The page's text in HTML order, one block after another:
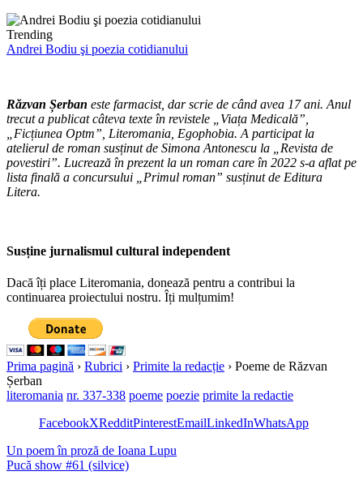
Trending
Andrei Bodiu şi poezia cotidianului
Răzvan Șerban este farmacist, dar scrie de când avea 17 ani. Anul
trecut a publicat câteva texte în revistele „Viața Medicală”,
„Ficțiunea Optm”, Literomania, Egophobia. A participat la
atelierul de roman susținut de Simona Antonescu la „Revista de
povestiri”. Lucrează în prezent la un roman care în 2022 s-a aflat pe
lista finală a concursului „Primul roman” susținut de Editura
Litera.
Susține jurnalismul cultural independent
Dacă îți place Literomania, donează pentru a contribui la
continuarea proiectului nostru. Îți mulțumim!
Prima pagină › Rubrici › Primite la redacție › Poeme de Răzvan
Șerban
literomania nr. 337-338 poeme poezie primite la redactie
FacebookXRedditPinterestEmailLinkedInWhatsApp
Un poem în proză de Ioana Lupu
Pucă show #61 (silvice)